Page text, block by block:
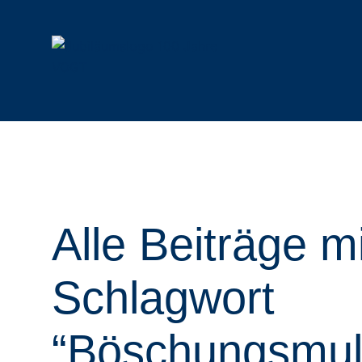
Forstmulcher
Forstfräsen & Steinbrecher
Auslegemulcher
Hydraulische Mulcher
Anbaugeräte
Alle Beiträge
Schlagwort